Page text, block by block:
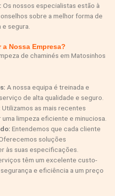
Os nossos especialistas estão à
sobre a melhor forma de
e segura.
Nossa Empresa?
de chaminés em Matosinhos
A nossa equipa é treinada e
de alta qualidade e seguro.
Utilizamos as mais recentes
limpeza eficiente e minuciosa.
Entendemos que cada cliente
soluções
às suas especificações.
têm um excelente custo-
e eficiência a um preço